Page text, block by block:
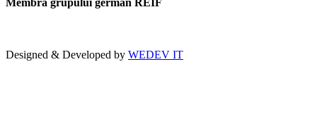
Membra grupului german REIF
Designed & Developed by WEDEV IT